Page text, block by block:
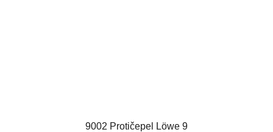
9002 Protičepel Löwe 9